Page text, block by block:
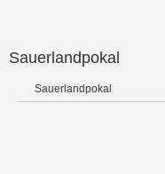
Sauerlandpokal
Sauerlandpokal